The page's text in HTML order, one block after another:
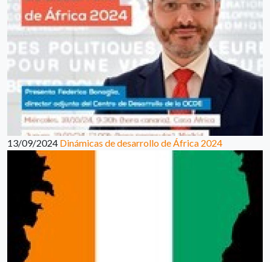
13/09/2024 Dinámicas de desarrollo de África 2024